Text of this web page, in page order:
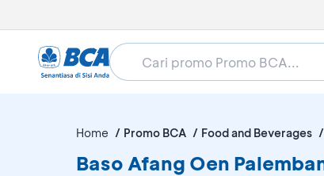
Home Promo BCA Food and Beverages
Baso Afang Oen